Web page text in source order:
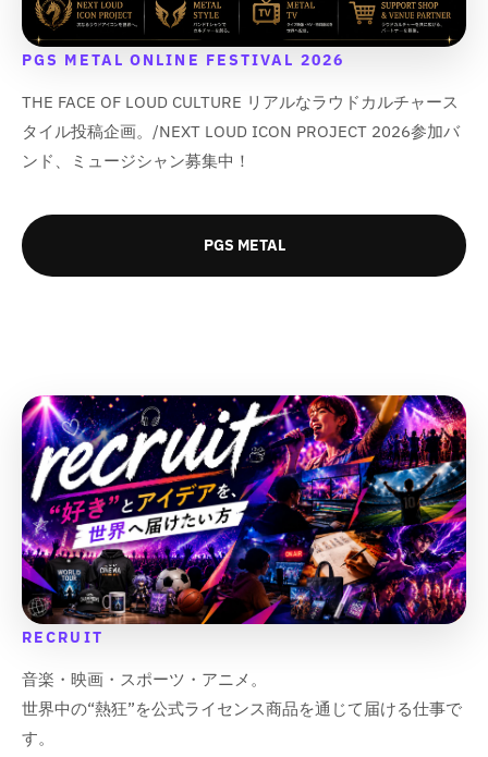
d
u
c
t
}
の
量
減
u
o
t
;
d
u
c
t
}
の
量
u
o
t
;
d
u
c
t
}
量
を
u
o
t
;
d
u
c
t
}
量
u
o
t
;
PGS METAL ONLINE FESTIVAL 2026
THE FACE OF LOUD CULTURE リアルなラウドカルチャース
タイル投稿企画。/NEXT LOUD ICON PROJECT 2026参加バ
ンド、ミュージシャン募集中！
PGS METAL
RECRUIT
音楽・映画・スポーツ・アニメ。
世界中の“熱狂”を公式ライセンス商品を通じて届ける仕事で
す。